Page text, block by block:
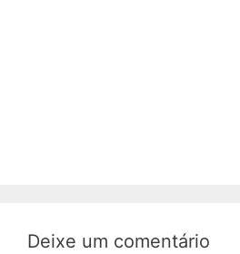
Deixe um comentário